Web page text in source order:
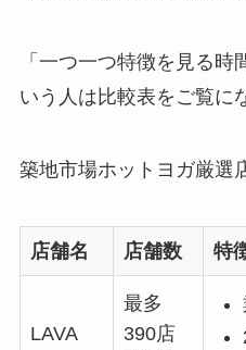
「一つ一つ特徴を見る時
いう人は比較表をご覧に
築地市場ホットヨガ厳選
店舗名 店舗数 特
LAVA
最多
390店